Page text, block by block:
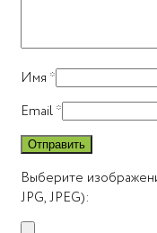
Имя *
Email*
Выберите
JPG, JPEG):